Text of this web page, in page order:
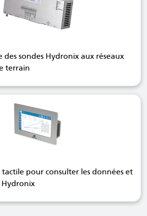
des sondes Hydronix aux réseaux
terrain
tactile pour consulter les données et
Hydronix